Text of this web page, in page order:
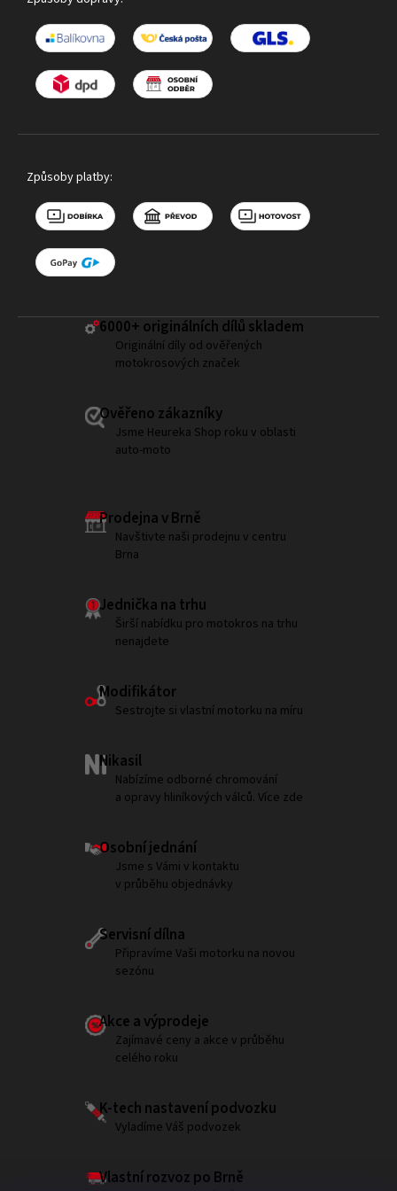
Způsoby platby:
6000+ ​originálních dílů skladem
Originální díly od ověřených
motokrosových značek
Ověřeno zákazníky
Jsme Heureka Shop roku v oblasti
auto-moto
Prodejna v Brně
Navštivte naši prodejnu v centru
Brna
Jednička na trhu
Širší nabídku pro motokros na trhu
nenajdete
Modifikátor
Sestrojte si vlastní motorku na míru
Nikasil
Nabízíme odborné chromování
a opravy hliníkových válců. Více zde
Osobní jednání
Jsme s Vámi v kontaktu
v průběhu objednávky
Servisní dílna
Připravíme Vaši motorku na novou
sezónu
Akce a výprodeje
Zajímavé ceny a akce v průběhu
celého roku
K-tech nastavení podvozku
Vyladíme Váš podvozek
Vlastní rozvoz po Brně